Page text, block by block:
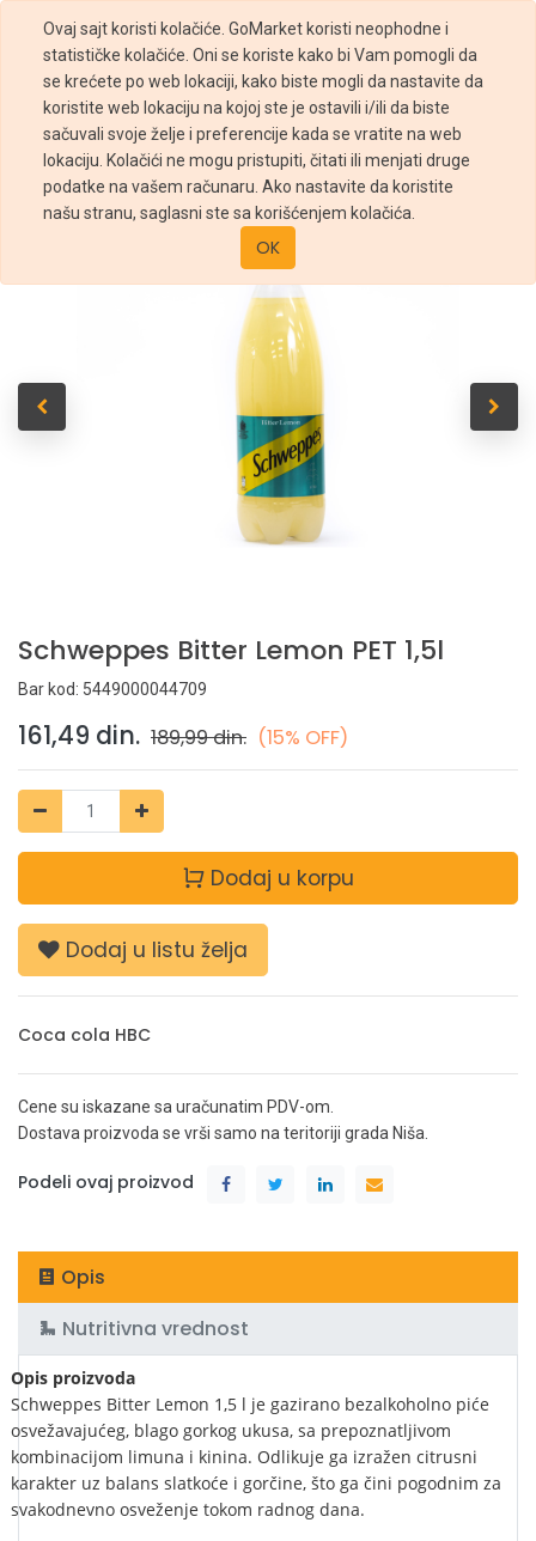
Ovaj sajt koristi kolačiće. GoMarket koristi neophodne i
statističke kolačiće. Oni se koriste kako bi Vam pomogli da
se krećete po web lokaciji, kako biste mogli da nastavite da
koristite web lokaciju na kojoj ste je ostavili i/ili da biste
sačuvali svoje želje i preferencije kada se vratite na web
lokaciju. Kolačići ne mogu pristupiti, čitati ili menjati druge
podatke na vašem računaru. Ako nastavite da koristite
našu stranu, saglasni ste sa korišćenjem kolačića.
OK
Prodavnica Schweppes Bitter Lemon PET 1,5l
Schweppes Bitter Lemon PET 1,5l
Bar kod: 5449000044709
161,49 din. 189,99din. (15% OFF)
Dodaj u korpu
Dodaj u listu želja
Coca cola HBC
Cene su iskazane sa uračunatim PDV-om.
Dostava proizvoda se vrši samo na teritoriji grada Niša.
Podeli ovaj proizvod
Opis
Nutritivna vrednost
Opis proizvoda
Schweppes Bitter Lemon 1,5 l je gazirano bezalkoholno piće
osvežavajućeg, blago gorkog ukusa, sa prepoznatljivom
kombinacijom limuna i kinina. Odlikuje ga izražen citrusni
karakter uz balans slatkoće i gorčine, što ga čini pogodnim za
svakodnevno osveženje tokom radnog dana.